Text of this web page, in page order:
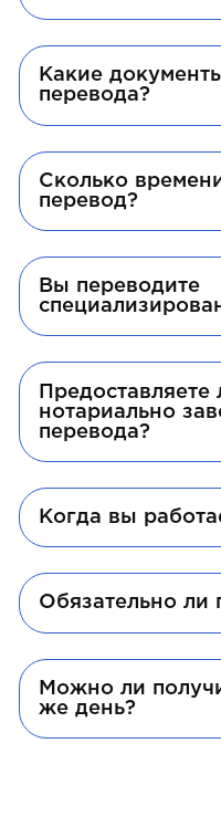
Какие
перевода?
Сколько
перевод?
Вы переводите
нотариально
перевода?
Когда вы
Обязательно ли
Можно ли
же день?